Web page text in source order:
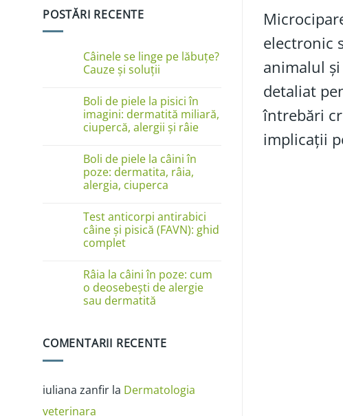
POSTĂRI RECENTE
Câinele se linge pe lăbuțe?
Cauze și soluții
comentariu
la
Câinele
se
linge
Cauze
și
soluții
Boli de piele la pisici în
imagini: dermatită miliară,
ciupercă, alergii și râie
comentariu
la
Boli
de
piele
în
imagini:
dermatită
miliară,
ciupercă,
și
râie
Boli de piele la câini în
poze: dermatita, râia,
alergia, ciuperca
la
Boli
de
piele
în
poze:
dermatita,
râia,
alergia,
Test anticorpi antirabici
câine și pisică (FAVN): ghid
complet
comentariu
la
Test
anticorpi
antirabici
(FAVN):
ghid
Râia la câini în poze: cum
o deosebești de alergie
sau dermatită
Râia
cum
o
COMENTARII RECENTE
iuliana zanfir la Dermatologia
veterinara
electronic
animalul
detaliat
întrebări
implicații